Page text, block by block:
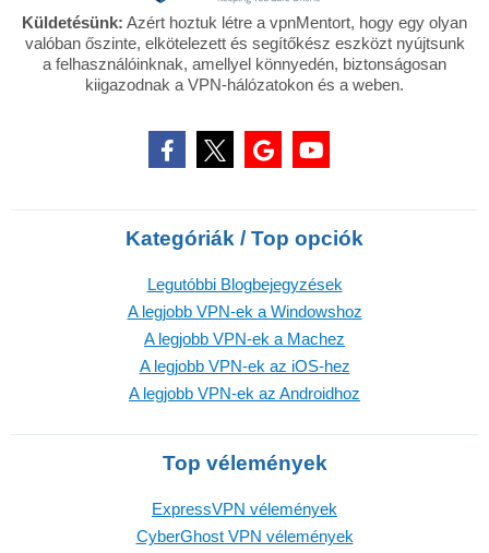
Küldetésünk: Azért hoztuk létre a vpnMentort, hogy egy olyan
valóban őszinte, elkötelezett és segítőkész eszközt nyújtsunk
a felhasználóinknak, amellyel könnyedén, biztonságosan
kiigazodnak a VPN-hálózatokon és a weben.
Kategóriák / Top opciók
Legutóbbi Blogbejegyzések
A legjobb VPN-ek a Windowshoz
A legjobb VPN-ek a Machez
A legjobb VPN-ek az iOS-hez
A legjobb VPN-ek az Androidhoz
Top vélemények
ExpressVPN vélemények
CyberGhost VPN vélemények